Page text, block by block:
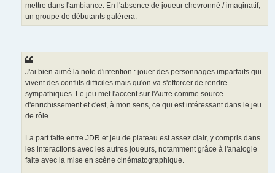
mettre dans l'ambiance. En l'absence de joueur chevronné / imaginatif,
un groupe de débutants galèrera.
J'ai bien aimé la note d'intention : jouer des personnages imparfaits qui
vivent des conflits difficiles mais qu'on va s'efforcer de rendre
sympathiques. Le jeu met l'accent sur l'Autre comme source
d'enrichissement et c'est, à mon sens, ce qui est intéressant dans le jeu
de rôle.
La part faite entre JDR et jeu de plateau est assez clair, y compris dans
les interactions avec les autres joueurs, notamment grâce à l'analogie
faite avec la mise en scène cinématographique.